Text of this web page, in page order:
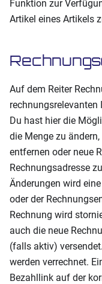
Funktion zur
Artikel eines Artikels
Auf dem Reiter
Du hast hier die
die Menge zu
entfernen oder neue
Rechnungsadresse
Änderungen wird
oder der
Rechnung wird
auch die neue
(falls aktiv)
werden verrechnet.
Bezahllink auf der